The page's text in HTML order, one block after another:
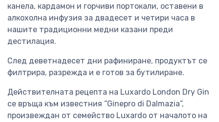
канела, кардамон и горчиви портокали, оставени в
алкохолна инфузия за двадесет и четири часа в
нашите традиционни медни казани преди
дестилация.
След деветнадесет дни рафиниране, продуктът се
филтрира, разрежда и е готов за бутилиране.
Действителната рецепта на Luxardo London Dry Gin
се връща към известния “Ginepro di Dalmazia”,
произвеждан от семейство Luxardo от началото на